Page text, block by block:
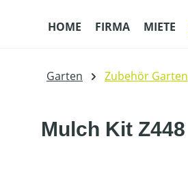
HOME FIRMA MIETE
Garten Zubehör Garten
Mulch Kit Z448